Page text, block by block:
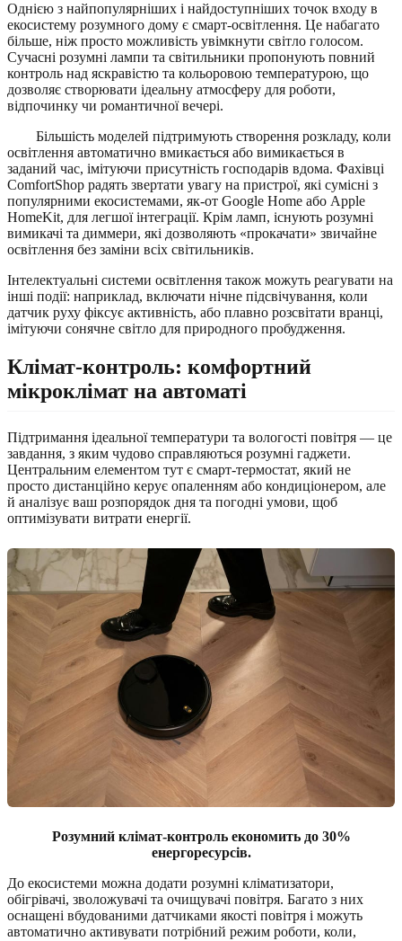
Однією з найпопулярніших і найдоступніших точок входу в
екосистему розумного дому є смарт-освітлення. Це набагато
більше, ніж просто можливість увімкнути світло голосом.
Сучасні розумні лампи та світильники пропонують повний
контроль над яскравістю та кольоровою температурою, що
дозволяє створювати ідеальну атмосферу для роботи,
відпочинку чи романтичної вечері.
Більшість моделей підтримують створення розкладу, коли
освітлення автоматично вмикається або вимикається в
заданий час, імітуючи присутність господарів вдома. Фахівці
ComfortShop радять звертати увагу на пристрої, які сумісні з
популярними екосистемами, як-от Google Home або Apple
HomeKit, для легшої інтеграції. Крім ламп, існують розумні
вимикачі та диммери, які дозволяють «прокачати» звичайне
освітлення без заміни всіх світильників.
Інтелектуальні системи освітлення також можуть реагувати на
інші події: наприклад, включати нічне підсвічування, коли
датчик руху фіксує активність, або плавно розсвітати вранці,
імітуючи сонячне світло для природного пробудження.
Клімат-контроль: комфортний
мікроклімат на автоматі
Підтримання ідеальної температури та вологості повітря — це
завдання, з яким чудово справляються розумні гаджети.
Центральним елементом тут є смарт-термостат, який не
просто дистанційно керує опаленням або кондиціонером, але
й аналізує ваш розпорядок дня та погодні умови, щоб
оптимізувати витрати енергії.
Розумний клімат-контроль економить до 30%
енергоресурсів.
До екосистеми можна додати розумні кліматизатори,
обігрівачі, зволожувачі та очищувачі повітря. Багато з них
оснащені вбудованими датчиками якості повітря і можуть
автоматично активувати потрібний режим роботи, коли,